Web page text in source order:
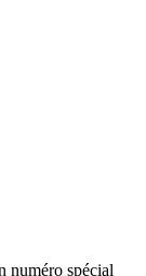
numéro spécial